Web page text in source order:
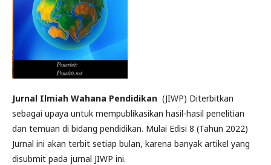
Jurnal Ilmiah Wahana Pendidikan (JIWP) Diterbitkan
sebagai upaya untuk mempublikasikan hasil-hasil penelitian
dan temuan di bidang pendidikan. Mulai Edisi 8 (Tahun 2022)
Jurnal ini akan terbit setiap bulan, karena banyak artikel yang
disubmit pada jurnal JIWP ini.